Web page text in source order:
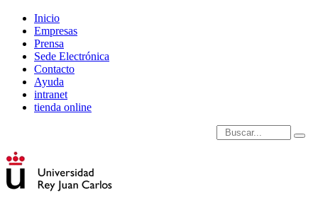
Inicio
Empresas
Prensa
Sede Electrónica
Contacto
Ayuda
intranet
tienda online
Introduce términos de